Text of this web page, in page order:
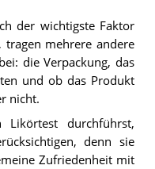
der wichtigste Faktor
tragen mehrere andere
die Verpackung, das
und ob das Produkt
nicht.
Likörtest durchführst,
denn sie
Zufriedenheit mit